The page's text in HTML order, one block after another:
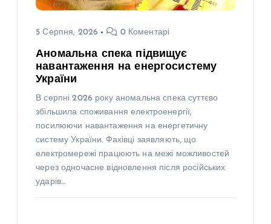
5 Серпня, 2026 0 Коментарі
Аномальна спека підвищує
навантаження на енергосистему
України
В серпні 2026 року аномальна спека суттєво
збільшила споживання електроенергії,
посилюючи навантаження на енергетичну
систему України. Фахівці заявляють, що
електромережі працюють на межі можливостей
через одночасне відновлення після російських
ударів…